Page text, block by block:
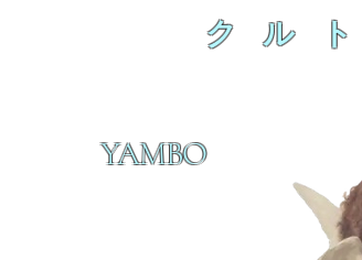
YAMBO
ク ル ト